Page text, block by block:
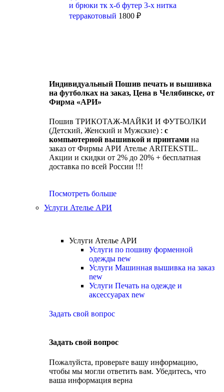
и брюки тк х-б футер 3-х нитка
терракотовый 1800 ₽
Индивидуальный Пошив печать и вышивка
на футболках на заказ, Цена в Челябинске, от
Фирма «АРИ»
Пошив ТРИКОТАЖ-МАЙКИ И ФУТБОЛКИ
(Детский, Женский и Мужские) : с
компьютерной вышивкой и принтами на
заказ от Фирмы АРИ Ателье ARITEKSTIL.
Акции и скидки от 2% до 20% + бесплатная
доставка по всей России !!!
Посмотреть больше
Услуги Ателье АРИ
Услуги Ателье АРИ
Услуги по пошиву форменной
одежды new
Услуги Машинная вышивка на заказ
new
Услуги Печать на одежде и
аксессуарах new
Задать свой вопрос
Задать свой вопрос
Пожалуйста, проверьте вашу информацию,
чтобы мы могли ответить вам. Убедитесь, что
ваша информация верна